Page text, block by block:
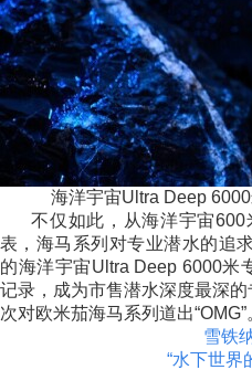
海洋宇宙Ultra Deep
不仅如此，从海洋宇宙600
表，海马系列对专业潜水的追
的海洋宇宙Ultra Deep 6000米
记录，成为市售潜水深度最深
次对欧米茄海马系列道出“OMG”
雪铁
“水下世界